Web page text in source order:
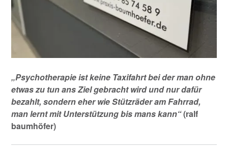
„Psychotherapie ist keine Taxifahrt bei der man ohne
etwas zu tun ans Ziel gebracht wird und nur dafür
bezahlt, sondern eher wie Stützräder am Fahrrad,
man lernt mit Unterstützung bis mans kann“(ralf
baumhöfer)